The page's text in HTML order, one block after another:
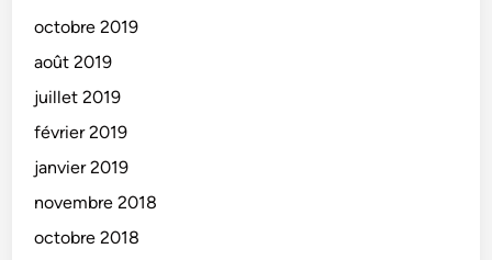
octobre 2019
août 2019
juillet 2019
février 2019
janvier 2019
novembre 2018
octobre 2018